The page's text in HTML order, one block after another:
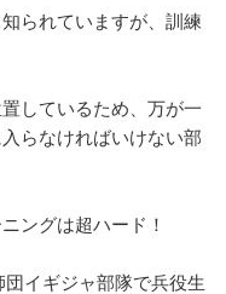
られていますが、訓練
しているため、万が一
らなければいけない部
ングは超ハード！
イギジャ部隊で兵役生